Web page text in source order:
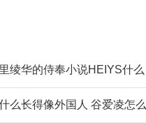
绫华的侍奉小说HEIYS什么
么长得像外国人 谷爱凌怎么